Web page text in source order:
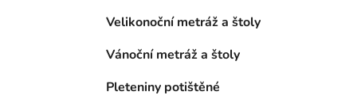
Velikonoční metráž a štoly
Vánoční metráž a štoly
Pleteniny potištěné